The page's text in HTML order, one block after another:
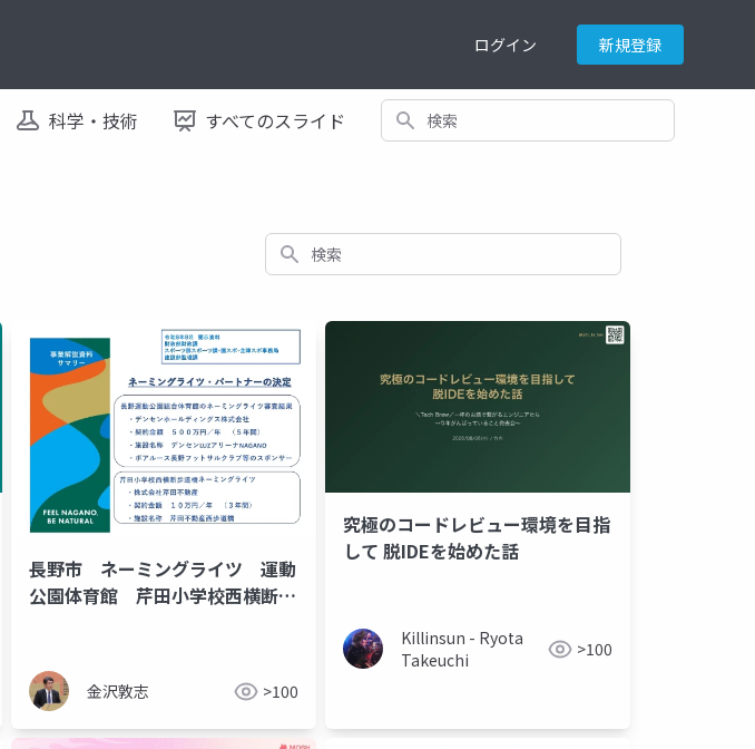
ログイン 新規登録
科学・技術 すべてのスライド 検索
検索
roboproセミナー 資産運用 資産運用セミナー
長野市 ネーミングライツ 運動
公園体育館 芹田小学校西横断歩
金沢敦志 >100
究極のコードレビュー環境を目指
して 脱IDEを始めた話
Killinsun - Ryota
Takeuchi
>100